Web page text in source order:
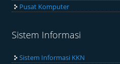
Pusat Komputer
Sistem Informasi
Sistem Informasi KKN